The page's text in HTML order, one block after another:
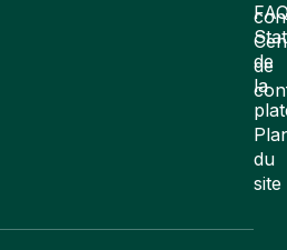
de
la
du
site
de